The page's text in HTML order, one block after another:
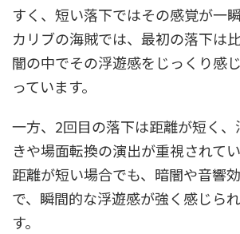
すく、短い落下ではその感覚が一
カリブの海賊では、最初の落下は
闇の中でその浮遊感をじっくり感
っています。
一方、2回目の落下は距離が短く
きや場面転換の演出が重視されてい
距離が短い場合でも、暗闇や音響
で、瞬間的な浮遊感が強く感じら
す。